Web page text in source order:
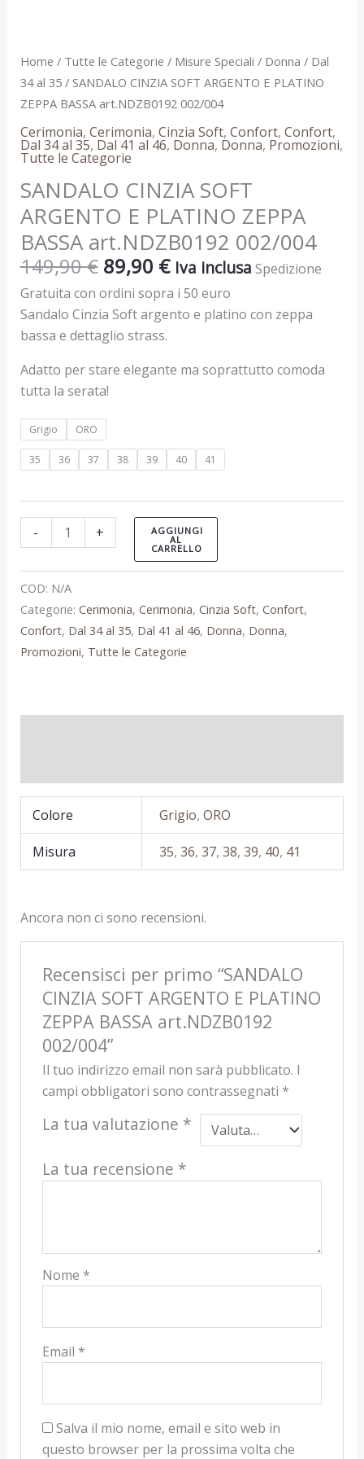
Home / Tutte le Categorie / Misure Speciali / Donna / Dal
34 al 35/ SANDALO CINZIA SOFT ARGENTO E PLATINO
ZEPPA BASSA art.NDZB0192 002/004
Cerimonia, Cerimonia, Cinzia Soft, Confort, Confort,
Dal 34 al 35, Dal 41 al 46, Donna, Donna, Promozioni,
Tutte le Categorie
SANDALO CINZIA SOFT
ARGENTO E PLATINO ZEPPA
BASSA art.NDZB0192 002/004
149,90€ 89,90 € Iva inclusa Spedizione
Gratuita con ordini sopra i 50 euro
Sandalo Cinzia Soft argento e platino con zeppa
bassa e dettaglio strass.
Adatto per stare elegante ma soprattutto comoda
tutta la serata!
Grigio ORO
35 36 37 38 39 40 41
- + AGGIUNGI
AL
CARRELLO
COD: N/A
Categorie: Cerimonia, Cerimonia, Cinzia Soft, Confort,
Confort, Dal 34 al 35, Dal 41 al 46, Donna, Donna,
Promozioni, Tutte le Categorie
Colore Grigio,ORO
Misura 35,36,37,38,39, 40, 41
Ancora non ci sono recensioni.
Recensisci per primo “SANDALO
CINZIA SOFT ARGENTO E PLATINO
ZEPPA BASSA art.NDZB0192
002/004”
Il tuo indirizzo email non sarà pubblicato. I
campi obbligatori sono contrassegnati *
La tua valutazione *
La tua recensione *
Nome *
Email *
Salva il mio nome, email e sito web in
questo browser per la prossima volta che